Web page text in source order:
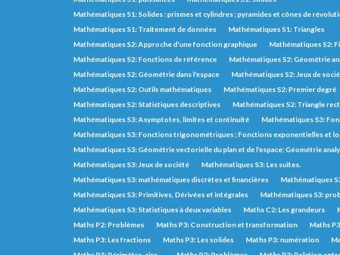
Mathématiques S1: Solides : prismes et cylindres ; pyramides et cônes de
Mathématiques S1: Traitement de données
Mathématiques S1: Triangles
Mathématiques S2: Approche d'une fonction graphique
Mathématiques S2:
Mathématiques S2: Fonctions de référence
Mathématiques S2: Géométrie
Mathématiques S2: Géométrie dans l'espace
Mathématiques S2: Jeux de
Mathématiques S2: Outils mathématiques
Mathématiques S2: Premier degré
Mathématiques S2: Statistiques descriptives
Mathématiques S2: Triangle
Mathématiques S3: Asymptotes, limites et continuité
Mathématiques S3:
Mathématiques S3: Fonctions trigonométriques ; Fonctions exponentielles et
Mathématiques S3: Géométrie vectorielle du plan et de l'espace; Géométrie
Mathématiques S3: Jeux de société
Mathématiques S3: Les suites.
Mathématiques S3: mathématiques discrètes et financières
Mathématiques
Mathématiques S3: Primitives, Dérivées et intégrales
Mathématiques S3:
Mathématiques S3: Statistiques à deux variables
Maths C2: Les grandeurs
Maths P2: Problèmes
Maths P3: Construction et transformation
Maths
Maths P3: Les fractions
Maths P3: Les solides Maths P3: numération